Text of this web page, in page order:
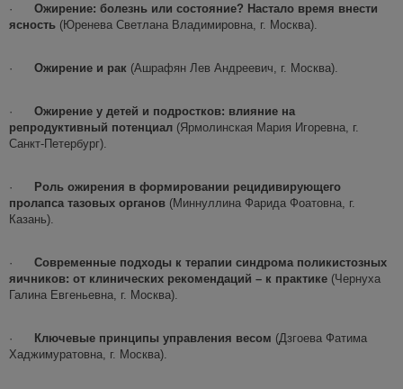
· Ожирение: болезнь или состояние? Настало время внести
ясность (Юренева Светлана Владимировна, г. Москва).
· Ожирение и рак (Ашрафян Лев Андреевич, г. Москва).
· Ожирение у детей и подростков: влияние на
репродуктивный потенциал (Ярмолинская Мария Игоревна, г.
Санкт-Петербург).
· Роль ожирения в формировании рецидивирующего
пролапса тазовых органов (Миннуллина Фарида Фоатовна, г.
Казань).
· Современные подходы к терапии синдрома поликистозных
яичников: от клинических рекомендаций – к практике (Чернуха
Галина Евгеньевна, г. Москва).
· Ключевые принципы управления весом (Дзгоева Фатима
Хаджимуратовна, г. Москва).